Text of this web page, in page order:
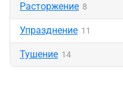
Расторжение 8
Упразднение 11
Тушение 14